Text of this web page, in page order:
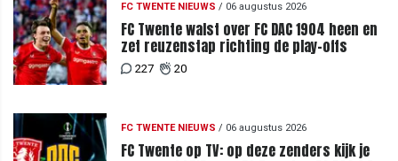
FC TWENTE NIEUWS / 06 augustus 2026
FC Twente walst over FC DAC 1904 heen en
zet reuzenstap richting de play-offs
227 20
FC TWENTE NIEUWS / 06 augustus 2026
FC Twente op TV: op deze zenders kijk je